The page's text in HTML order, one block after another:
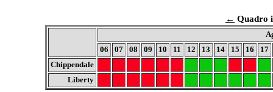
← Quadro
06
07 08 09 10 11 12 13 14 15 16
17
Chippendale
Liberty